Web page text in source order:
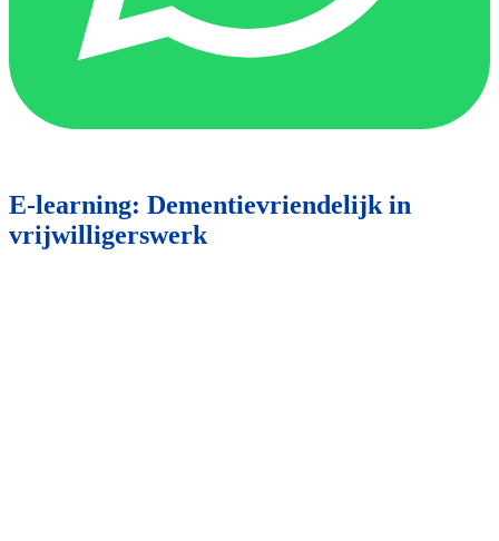
E-learning: Dementievriendelijk in
vrijwilligerswerk